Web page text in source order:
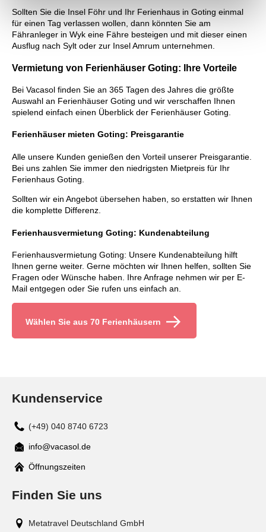
Sollten Sie die Insel Föhr und Ihr Ferienhaus in Goting einmal
für einen Tag verlassen wollen, dann könnten Sie am
Fähranleger in Wyk eine Fähre besteigen und mit dieser einen
Ausflug nach Sylt oder zur Insel Amrum unternehmen.
Vermietung von Ferienhäuser Goting: Ihre Vorteile
Bei Vacasol finden Sie an 365 Tagen des Jahres die größte
Auswahl an Ferienhäuser Goting und wir verschaffen Ihnen
spielend einfach einen Überblick der Ferienhäuser Goting.
Ferienhäuser mieten Goting: Preisgarantie
Alle unsere Kunden genießen den Vorteil unserer Preisgarantie.
Bei uns zahlen Sie immer den niedrigsten Mietpreis für Ihr
Ferienhaus Goting.
Sollten wir ein Angebot übersehen haben, so erstatten wir Ihnen
die komplette Differenz.
Ferienhausvermietung Goting: Kundenabteilung
Ferienhausvermietung Goting: Unsere Kundenabteilung hilft
Ihnen gerne weiter. Gerne möchten wir Ihnen helfen, sollten Sie
Fragen oder Wünsche haben. Ihre Anfrage nehmen wir per E-
Mail entgegen oder Sie rufen uns einfach an.
Wählen Sie aus 70 Ferienhäusern
Kundenservice
(+49) 040 8740 6723
Mail
info@vacasol.de
Öffnungszeiten
Finden Sie uns
Metatravel Deutschland GmbH